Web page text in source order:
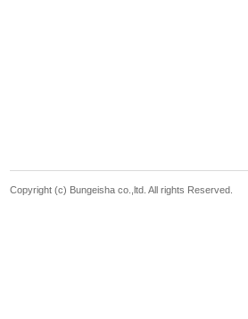
Copyright (c) Bungeisha co.,ltd. All rights Reserved.